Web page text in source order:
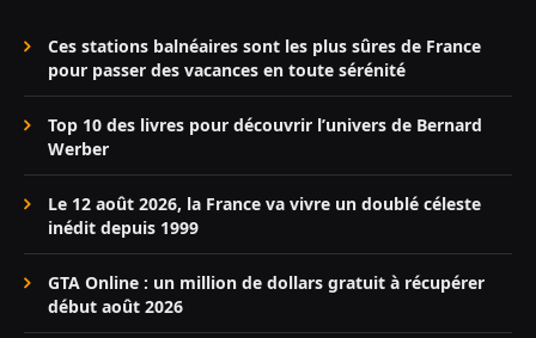
Ces stations balnéaires sont les plus sûres de France
pour passer des vacances en toute sérénité
Top 10 des livres pour découvrir l’univers de Bernard
Werber
Le 12 août 2026, la France va vivre un doublé céleste
inédit depuis 1999
GTA Online : un million de dollars gratuit à récupérer
début août 2026